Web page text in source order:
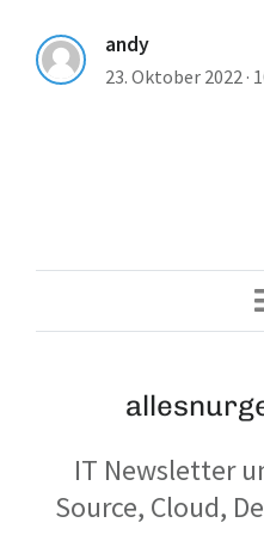
andy
23. Oktober 2022 ·
IT Newsletter
Source, Cloud,